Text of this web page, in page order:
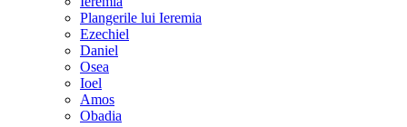
Plangerile lui Ieremia
Ezechiel
Daniel
Osea
Ioel
Amos
Obadia